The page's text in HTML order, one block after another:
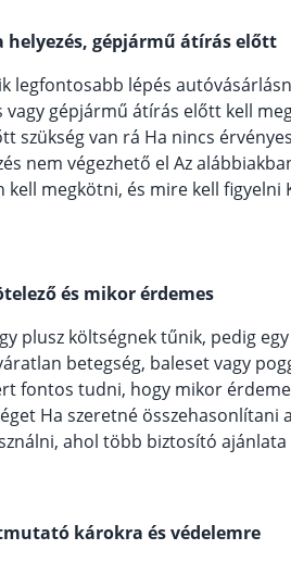
gépjármű átírás előtt
legfontosabb lépés
gépjármű átírás előtt kell
szükség van rá Ha nincs
nem végezhető el Az
megkötni, és mire kell figyelni
és mikor érdemes
plusz költségnek tűnik, pedig
betegség, baleset vagy
fontos tudni, hogy mikor
Ha szeretné összehasonlítani
ahol több biztosító ajánlata
károkra és védelemre